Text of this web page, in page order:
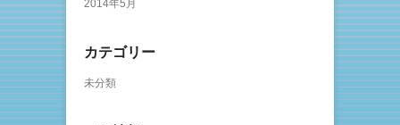
2014年5月
カテゴリー
未分類